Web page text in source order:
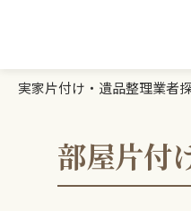
遺品整理の相
業者を探す
実家片付け・遺品整理業者
部屋片付